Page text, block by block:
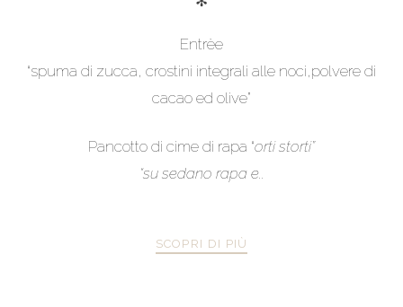
Entrèe
“spuma di zucca, crostini integrali alle noci,polvere di
cacao ed olive”
Pancotto di cime di rapa “orti storti”
“su sedano rapa e..
SCOPRI DI PIÙ